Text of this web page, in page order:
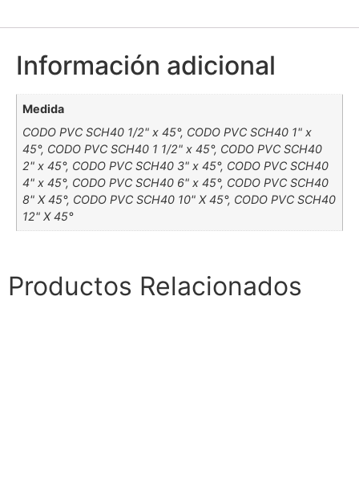
Información adicional
Medida
CODO PVC SCH40 1/2" x 45°, CODO PVC SCH40 1" x
45°, CODO PVC SCH40 1 1/2" x 45°, CODO PVC SCH40
2" x 45°, CODO PVC SCH40 3" x 45°, CODO PVC SCH40
4" x 45°, CODO PVC SCH40 6" x 45°, CODO PVC SCH40
8" X 45°, CODO PVC SCH40 10" X 45°, CODO PVC SCH40
12" X 45°
Productos Relacionados